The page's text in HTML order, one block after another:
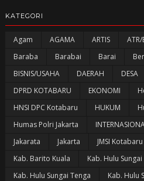
KATEGORI
Agam AGAMA ARTIS ATR/
Baraba
Barabai Barai
BISNIS/USAHA
DAERAH DESA
DPRD KOTABARU
EKONOMI
HNSI DPC Kotabaru
HUKUM
Humas Polri Jakarta
Jakarata
Jakarta JMSI Kotabaru
Kab. Barito Kuala
Kab. Hulu Sungai
Kab. Hulu Sungai Tenga
Kab. Hulu